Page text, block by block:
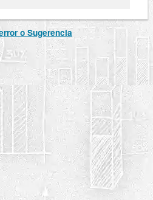
o Sugerencia